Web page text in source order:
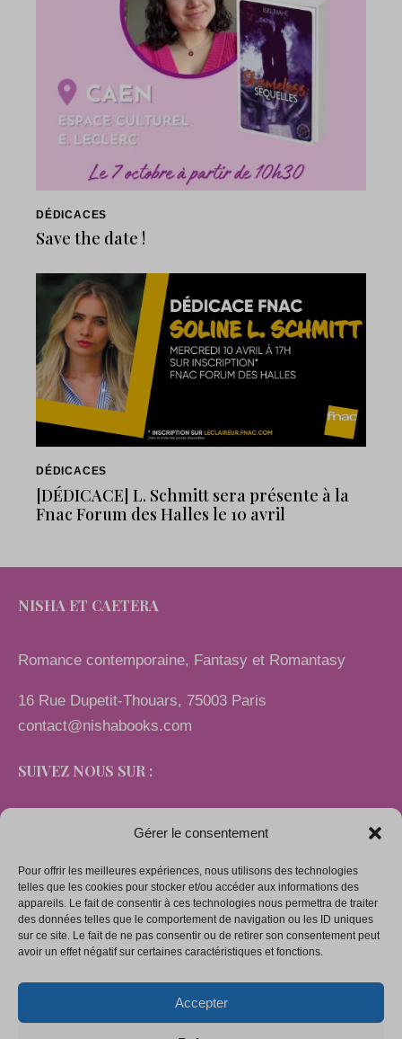
Gérer le consentement
Pour offrir les meilleures expériences, nous utilisons des technologies
telles que les cookies pour stocker et/ou accéder aux informations des
appareils. Le fait de consentir à ces technologies nous permettra de traiter
des données telles que le comportement de navigation ou les ID uniques
sur ce site. Le fait de ne pas consentir ou de retirer son consentement peut
avoir un effet négatif sur certaines caractéristiques et fonctions.
Accepter
DÉDICACES
Save the date !
DÉDICACES
[DÉDICACE] L. Schmitt sera présente à la
Fnac Forum des Halles le 10 avril
NISHA ET CAETERA
Romance contemporaine, Fantasy et Romantasy
16 Rue Dupetit-Thouars, 75003 Paris
contact@nishabooks.com
SUIVEZ NOUS SUR :
LIENS
Mentions légales
Politique de confidentialité